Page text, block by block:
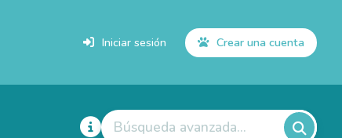
Iniciar sesión Crear una cuenta
Búsqueda avanzada...